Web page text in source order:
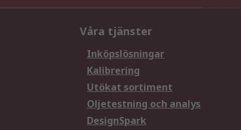
Våra tjänster
Inköpslösningar
Kalibrering
Utökat sortiment
Oljetestning och analys
DesignSpark